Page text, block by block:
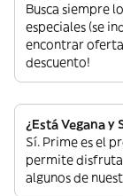
Busca siempre
especiales (se
encontrar
descuento!
¿Está Vegana y
Sí. Prime es el
permite
algunos de